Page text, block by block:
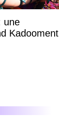
une
Kadooment